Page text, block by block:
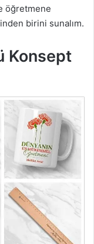
öğretmene
birini sunalım.
Konsept